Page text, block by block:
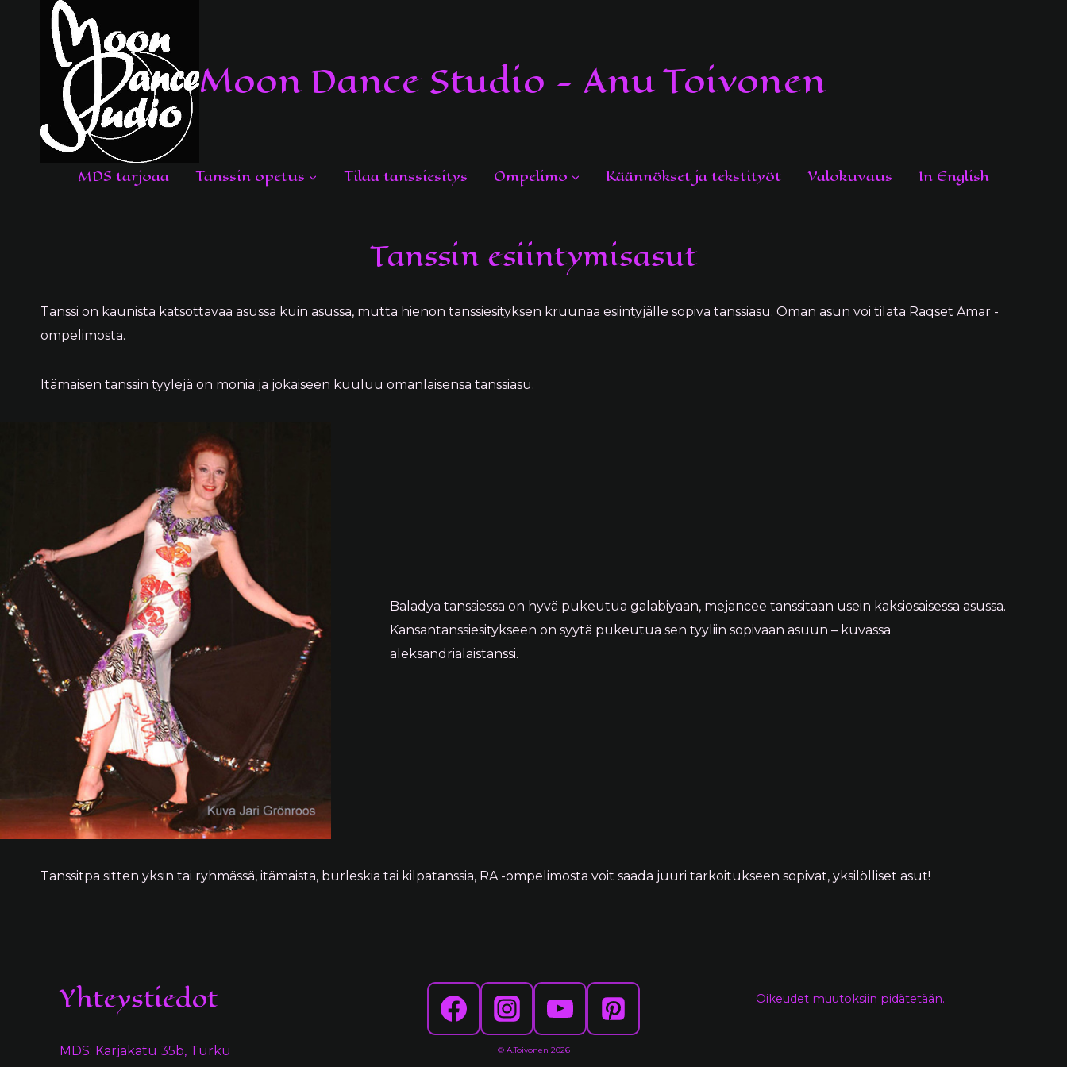
sisältöön
Moon Dance Studio - Anu Toivonen
MDS tarjoaa Tanssin opetus Tilaa tanssiesitys Ompelimo Käännökset ja tekstityöt Valokuvaus In English
Tanssin esiintymisasut
Tanssi on kaunista katsottavaa asussa kuin asussa, mutta hienon tanssiesityksen kruunaa esiintyjälle sopiva tanssiasu. Oman asun voi tilata Raqset Amar -
ompelimosta.
Itämaisen tanssin tyylejä on monia ja jokaiseen kuuluu omanlaisensa tanssiasu.
Baladya tanssiessa on hyvä pukeutua galabiyaan, mejancee tanssitaan usein kaksiosaisessa asussa.
Kansantanssiesitykseen on syytä pukeutua sen tyyliin sopivaan asuun – kuvassa
aleksandrialaistanssi.
Tanssitpa sitten yksin tai ryhmässä, itämaista, burleskia tai kilpatanssia, RA -ompelimosta voit saada juuri tarkoitukseen sopivat, yksilölliset asut!
Yhteystiedot
MDS: Karjakatu 35b, Turku © A.Toivonen 2026
Oikeudet muutoksiin pidätetään.